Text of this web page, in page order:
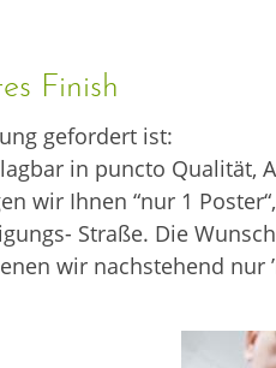
Finish
gefordert ist:
in puncto Qualität,
wir Ihnen “nur 1
Straße. Die
wir nachstehend nur